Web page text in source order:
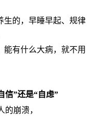
生的，早睡早起、规律
能有什么大病，就不用
信”还是“自虑”
的崩溃，